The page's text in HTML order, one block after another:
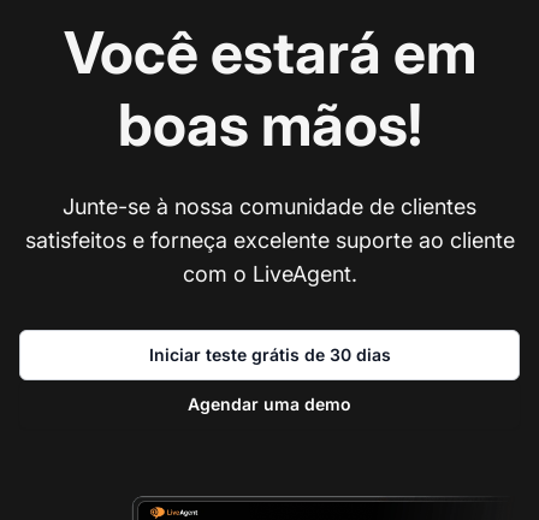
Você estará em
boas mãos!
Junte-se à nossa comunidade de clientes
satisfeitos e forneça excelente suporte ao cliente
com o LiveAgent.
Iniciar teste grátis de 30 dias
Agendar uma demo